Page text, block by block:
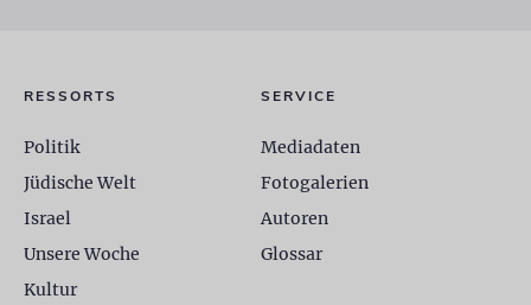
RESSORTS
Politik
Jüdische Welt
Israel
Unsere Woche
Kultur
SERVICE
Mediadaten
Fotogalerien
Autoren
Glossar